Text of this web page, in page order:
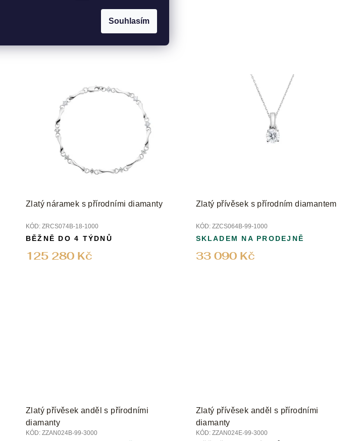
Souhlasím
Zlatý náramek s přírodními diamanty
KÓD: ZRCS074B-18-1000
125 280 Kč
BĚŽNĚ DO 4 TÝDNŮ
Zlatý přívěsek s přírodním diamantem
KÓD: ZZCS064B-99-1000
33 090 Kč
SKLADEM NA PRODEJNĚ
Zlatý přívěsek anděl s přírodními
diamanty
KÓD: ZZAN024B-99-3000
Zlatý přívěsek anděl s přírodními
diamanty
KÓD: ZZAN024E-99-3000